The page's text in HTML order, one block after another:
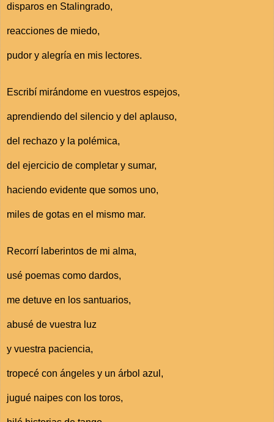
disparos en Stalingrado,
reacciones de miedo,
pudor y alegría en mis lectores.
Escribí mirándome en vuestros espejos,
aprendiendo del silencio y del aplauso,
del rechazo y la polémica,
del ejercicio de completar y sumar,
haciendo evidente que somos uno,
miles de gotas en el mismo mar.
Recorrí laberintos de mi alma,
usé poemas como dardos,
me detuve en los santuarios,
abusé de vuestra luz
y vuestra paciencia,
tropecé con ángeles y un árbol azul,
jugué naipes con los toros,